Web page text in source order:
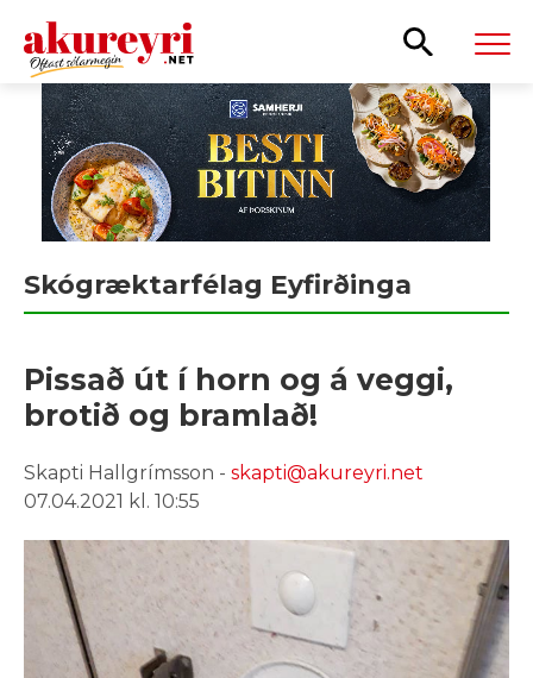
Leita
Skógræktarfélag Eyfirðinga
Pissað út í horn og á veggi,
brotið og bramlað!
Skapti Hallgrímsson - skapti@akureyri.net
07.04.2021 kl. 10:55